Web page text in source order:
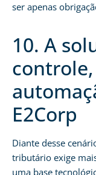
ser apenas
10. A
E2Corp
Diante desse
tributário exige
uma base